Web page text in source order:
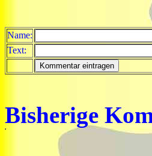
Name:
Text:
Bisherige